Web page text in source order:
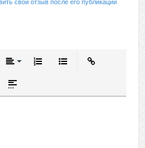
свой отзыв после его публикации
Маркированный
Вставить
текста
цитаты
Вставка спойлера